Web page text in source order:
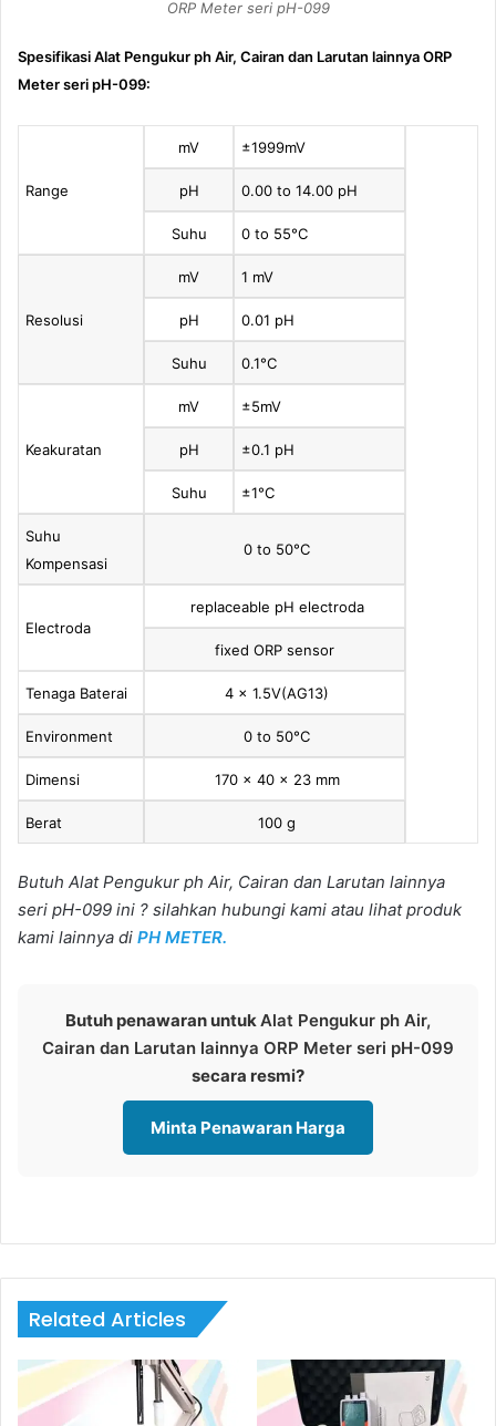
ORP Meter seri pH-099
Spesifikasi Alat Pengukur ph Air, Cairan dan Larutan lainnya ORP
Meter seri pH-099:
Range
mV ±1999mV
pH 0.00 to 14.00 pH
Suhu 0 to 55°C
Resolusi
mV 1 mV
pH 0.01 pH
Suhu 0.1°C
Keakuratan
mV ±5mV
pH ±0.1 pH
Suhu ±1°C
Suhu
Kompensasi
0 to 50°C
Electroda
replaceable pH electroda
fixed ORP sensor
Tenaga Baterai 4 x 1.5V(AG13)
Environment 0 to 50°C
Dimensi 170 x 40 x 23 mm
Berat 100 g
Butuh Alat Pengukur ph Air, Cairan dan Larutan lainnya
seri pH-099 ini ? silahkan hubungi kami atau lihat produk
kami lainnya di PH METER.
Butuh penawaran untukAlat Pengukur ph Air,
Cairan dan Larutan lainnya ORP Meter seri pH-099
secara resmi?
Minta Penawaran Harga
Related Articles